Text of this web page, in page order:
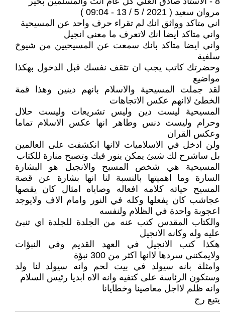
مروان سعيد ( 2021 / 5 / 13 - 09:04 )
اني متاكد وواثق انك لم تقراء حرف واحد عن المسيحية
واني متاكد ايضا انك لاتعرف ما معنى انجيل
واني ايضا متاكد بانك سمعت عن المسيحيين من شيوخ
سلفية
وحضرتك كاتب يجب ان تثقف نفسك قبل الدخول بهكذا
مواضيع
لقد جملت المسيحية والاسلام بانهم دينين وهذا قمة
الخطئ لاانهم عكس الاتجاهات
المسيحية ليست دين وليس تشريعات وليست حلال
وحرام وليست دنس وطاهر انها عكس الاسلام تماما
وعكس القران
ولن ادخل في الاسلاميات لاانها انكشفت على العالمين
بل ساشرح لك شيئ يمكن ينور فيك وتصبح منارة للكتاب
المسيحية هي شخص المسيح والانجيل هو البشارة
السارة وما اهميتها بالنسبة لنا انها بشارة عن قصة
المسيح حياته كلامه افعاله وصاياه امثال كان يقصها
عجاشب كان يفعلها وكله في النور وامام الاف ولايوجد
اعجوبة واحدة في الظلام ولنفسه
والكتاب المقدس كتب عنه من الجلدة للجلدة اي تنبئ
عليه وله وكانه الانجيل
هكذا كتب الانجيل في العهد القديم وفي النبؤات
ولايمكنني سردها لاانها اكثر من 300 نبؤة
وامثلة بانه سيولد في بيت لحم وانه سيولد لنا ولد
وستكون الرئاسة على كتفيه وانه الاه ابديا رئيس السلام
وانه ظلم لااجل معاصينا وخطايانا
يتبع رج